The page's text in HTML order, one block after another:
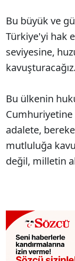
Bu büyük ve
Türkiye'yi hak
seviyesine,
kavuşturacağız.
Bu ülkenin
Cumhuriyetine
adalete,
mutluluğa
değil, milletin